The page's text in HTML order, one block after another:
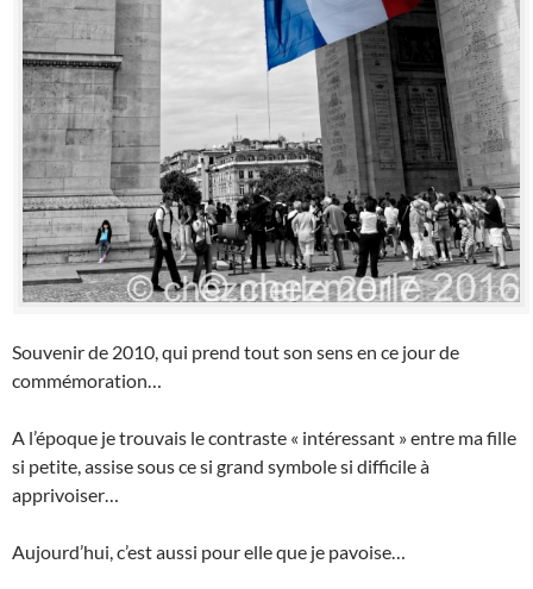
Souvenir de 2010, qui prend tout son sens en ce jour de
commémoration…
A l’époque je trouvais le contraste « intéressant » entre ma fille
si petite, assise sous ce si grand symbole si difficile à
apprivoiser…
Aujourd’hui, c’est aussi pour elle que je pavoise…